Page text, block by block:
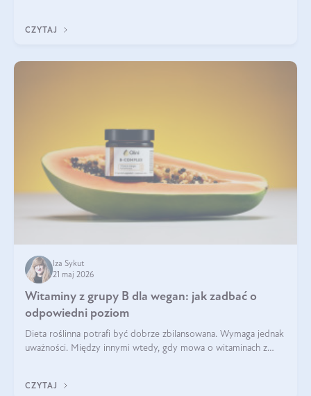
CZYTAJ
Iza Sykut
21 maj 2026
Witaminy z grupy B dla wegan: jak zadbać o
odpowiedni poziom
Dieta roślinna potrafi być dobrze zbilansowana. Wymaga jednak
uważności. Między innymi wtedy, gdy mowa o witaminach z
CZYTAJ